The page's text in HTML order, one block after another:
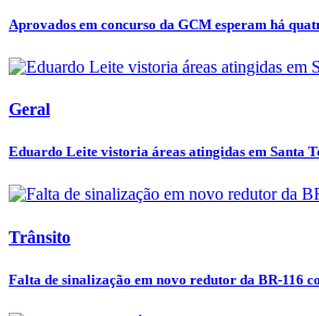
Aprovados em concurso da GCM esperam há
Geral
Eduardo Leite vistoria áreas atingidas em Santa
Trânsito
Falta de sinalização em novo redutor da BR-116